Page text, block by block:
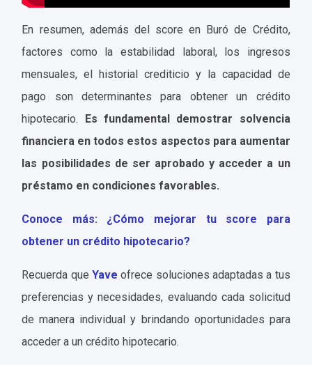
En resumen, además del score en Buró de Crédito,
factores como la estabilidad laboral, los ingresos
mensuales, el historial crediticio y la capacidad de
pago son determinantes para obtener un crédito
hipotecario. Es fundamental demostrar solvencia
financiera en todos estos aspectos para aumentar
las posibilidades de ser aprobado y acceder a un
préstamo en condiciones favorables.
Conoce más: ¿Cómo mejorar tu score para
obtener un crédito hipotecario?
Recuerda queYaveofrece soluciones adaptadas a tus
preferencias y necesidades, evaluando cada solicitud
de manera individual y brindando oportunidades para
acceder a un crédito hipotecario.